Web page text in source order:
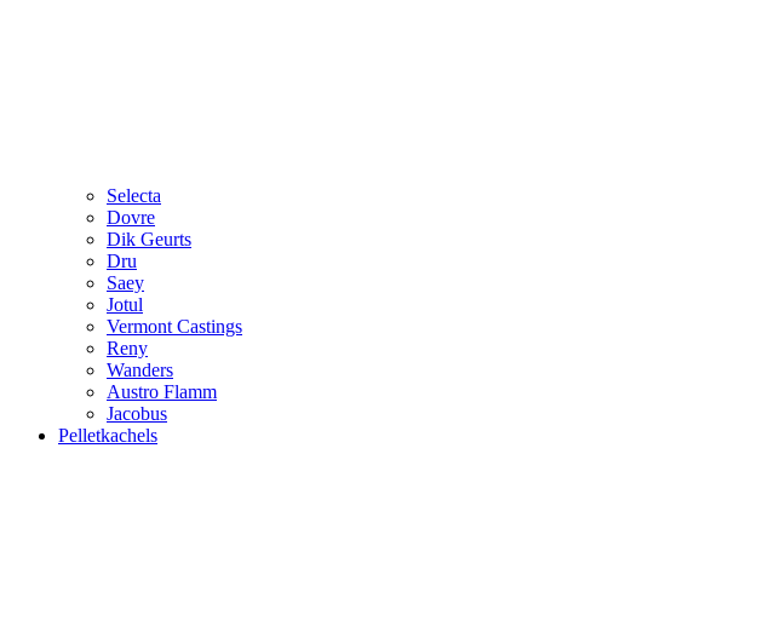
Selecta
Dovre
Dik Geurts
Dru
Saey
Jotul
Vermont Castings
Reny
Wanders
Austro Flamm
Jacobus
Pelletkachels